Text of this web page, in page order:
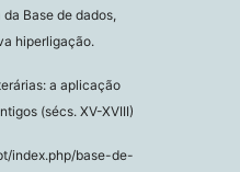
Base de dados,
hiperligação.
a aplicação
(sécs. XV-XVIII)
index.php/base-de-